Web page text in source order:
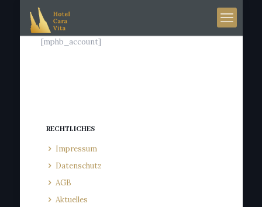
[mphb_account]
RECHTLICHES
Impressum
Datenschutz
AGB
Aktuelles